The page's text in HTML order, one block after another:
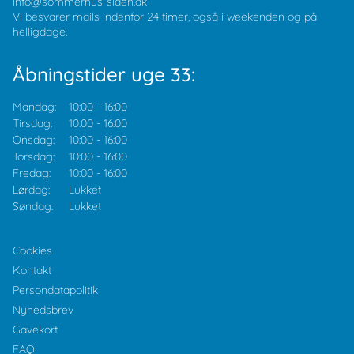
Vi besvarer mails indenfor 24 timer, også i weekenden og på
helligdage.
Åbningstider uge 33:
Mandag: 10:00 - 16:00
Tirsdag:
10:00 - 16:00
Onsdag:
10:00 - 16:00
Torsdag:
10:00 - 16:00
Fredag:
10:00 - 16:00
Lørdag:
Lukket
Søndag:
Lukket
Cookies
Kontakt
Persondatapolitik
Nyhedsbrev
Gavekort
FAQ